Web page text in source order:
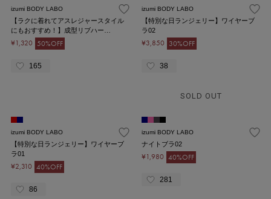
izumi BODY LABO
【ラクに着れてアスレジャースタイル
にもおすすめ！】成型リブハー…
¥1,320 50%OFF
165
izumi BODY LABO
【特別な日ランジェリー】ワイヤーブ
ラ02
¥3,850 30%OFF
38
izumi BODY LABO
【特別な日ランジェリー】ワイヤーブ
ラ01
¥2,310 40%OFF
86
SOLD OUT
izumi BODY LABO
ナイトブラ02
¥1,980 40%OFF
281